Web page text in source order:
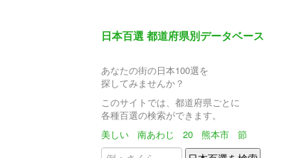
日本百選 都道府県別データベース
あなたの街の日本100選を
探してみませんか？
このサイトでは、都道府県ごとに
各種百選の検索ができます。
美しい
南あわじ 20 熊本市 節